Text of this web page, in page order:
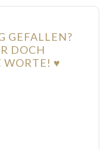
GEFALLEN?
DOCH
WORTE! ♥